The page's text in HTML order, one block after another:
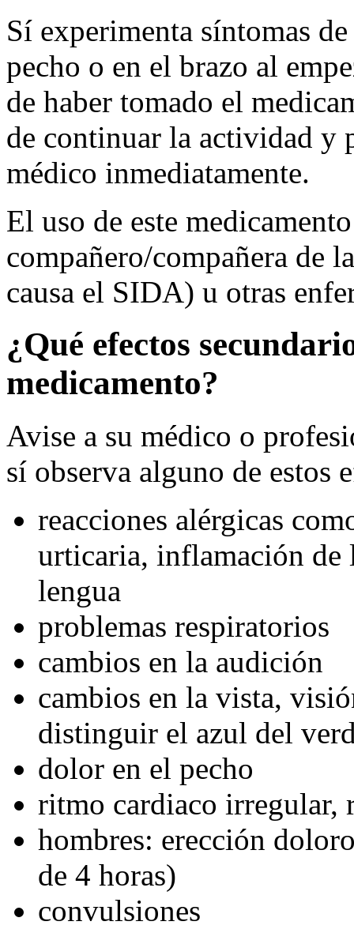
Sí experimenta síntomas
pecho o en el brazo al
de haber tomado el
de continuar la actividad y
médico inmediatamente.
El uso de este
compañero/compañera de
causa el SIDA) u otras
¿Qué efectos
medicamento?
Avise a su médico o
sí observa alguno de estos
reacciones alérgicas
urticaria, inflamación de
lengua
problemas respiratorios
cambios en la audición
cambios en la vista,
distinguir el azul del
dolor en el pecho
ritmo cardiaco irregular,
hombres: erección
de 4 horas)
convulsiones